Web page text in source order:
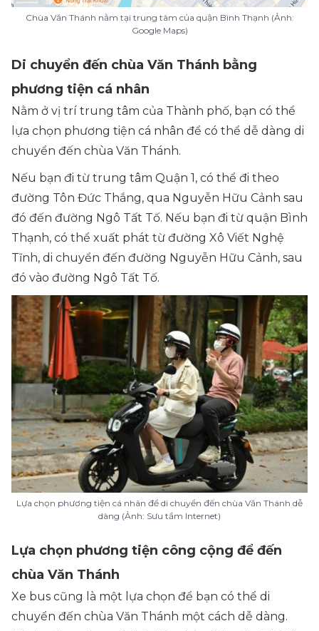
Chùa Văn Thánh nằm tại trung tâm của quận Bình Thạnh (Ảnh:
Google Maps)
Di chuyển đến chùa Văn Thánh bằng
phương tiện cá nhân
Nằm ở vị trí trung tâm của Thành phố, bạn có thể
lựa chọn phương tiện cá nhân để có thể dễ dàng di
chuyển đến chùa Văn Thánh.
Nếu bạn đi từ trung tâm Quận 1, có thể đi theo
đường Tôn Đức Thắng, qua Nguyễn Hữu Cảnh sau
đó đến đường Ngô Tất Tố. Nếu bạn đi từ quận Bình
Thạnh, có thể xuất phát từ đường Xô Viết Nghệ
Tĩnh, di chuyển đến đường Nguyễn Hữu Cảnh, sau
đó vào đường Ngô Tất Tố.
Lựa chọn phương tiện cá nhân để di chuyển đến chùa Văn Thánh dễ
dàng (Ảnh: Sưu tầm Internet)
Lựa chọn phương tiện công cộng để đến
chùa Văn Thánh
Xe bus cũng là một lựa chọn để bạn có thể di
chuyển đến chùa Văn Thánh một cách dễ dàng.